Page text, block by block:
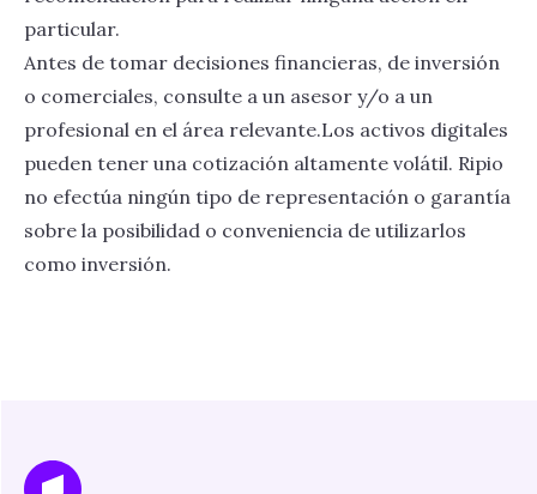
particular.
Antes de tomar decisiones financieras, de inversión
o comerciales, consulte a un asesor y/o a un
profesional en el área relevante.Los activos digitales
pueden tener una cotización altamente volátil. Ripio
no efectúa ningún tipo de representación o garantía
sobre la posibilidad o conveniencia de utilizarlos
como inversión.